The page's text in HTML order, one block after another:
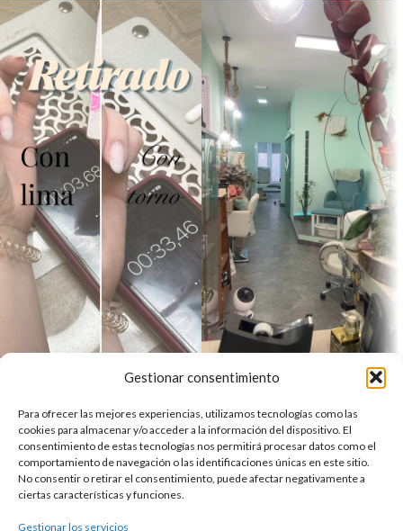
Gestionar consentimiento
Para ofrecer las mejores experiencias, utilizamos tecnologías como las
cookies para almacenar y/o acceder a la información del dispositivo. El
consentimiento de estas tecnologías nos permitirá procesar datos como el
comportamiento de navegación o las identificaciones únicas en este sitio.
No consentir o retirar el consentimiento, puede afectar negativamente a
ciertas características y funciones.
Gestionar los servicios
Tienda Online del mejor centro de estética de Valladolid
C. Dos de Mayo, 21, 47004 Valladolid
Teléfono: 683 113 415
Reservar
NUESTRAS TIENDAS